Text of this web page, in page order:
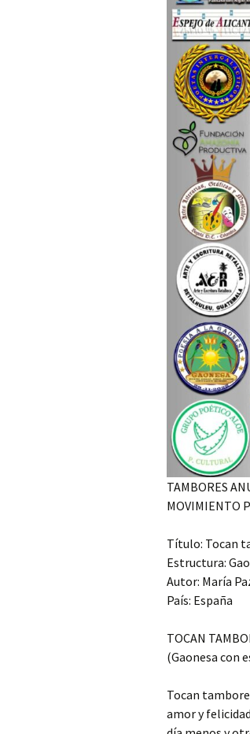
TAMBORES
MOVIMIENTO
Título: Tocan
Estructura:
Autor: María
País: España
TOCAN
(Gaonesa con
Tocan
amor y felicidad